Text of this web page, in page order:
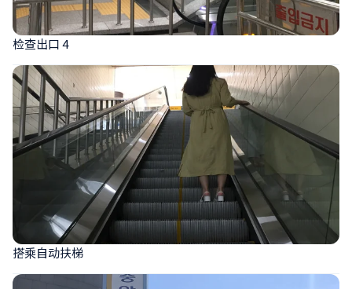
检查出口 4
搭乘自动扶梯